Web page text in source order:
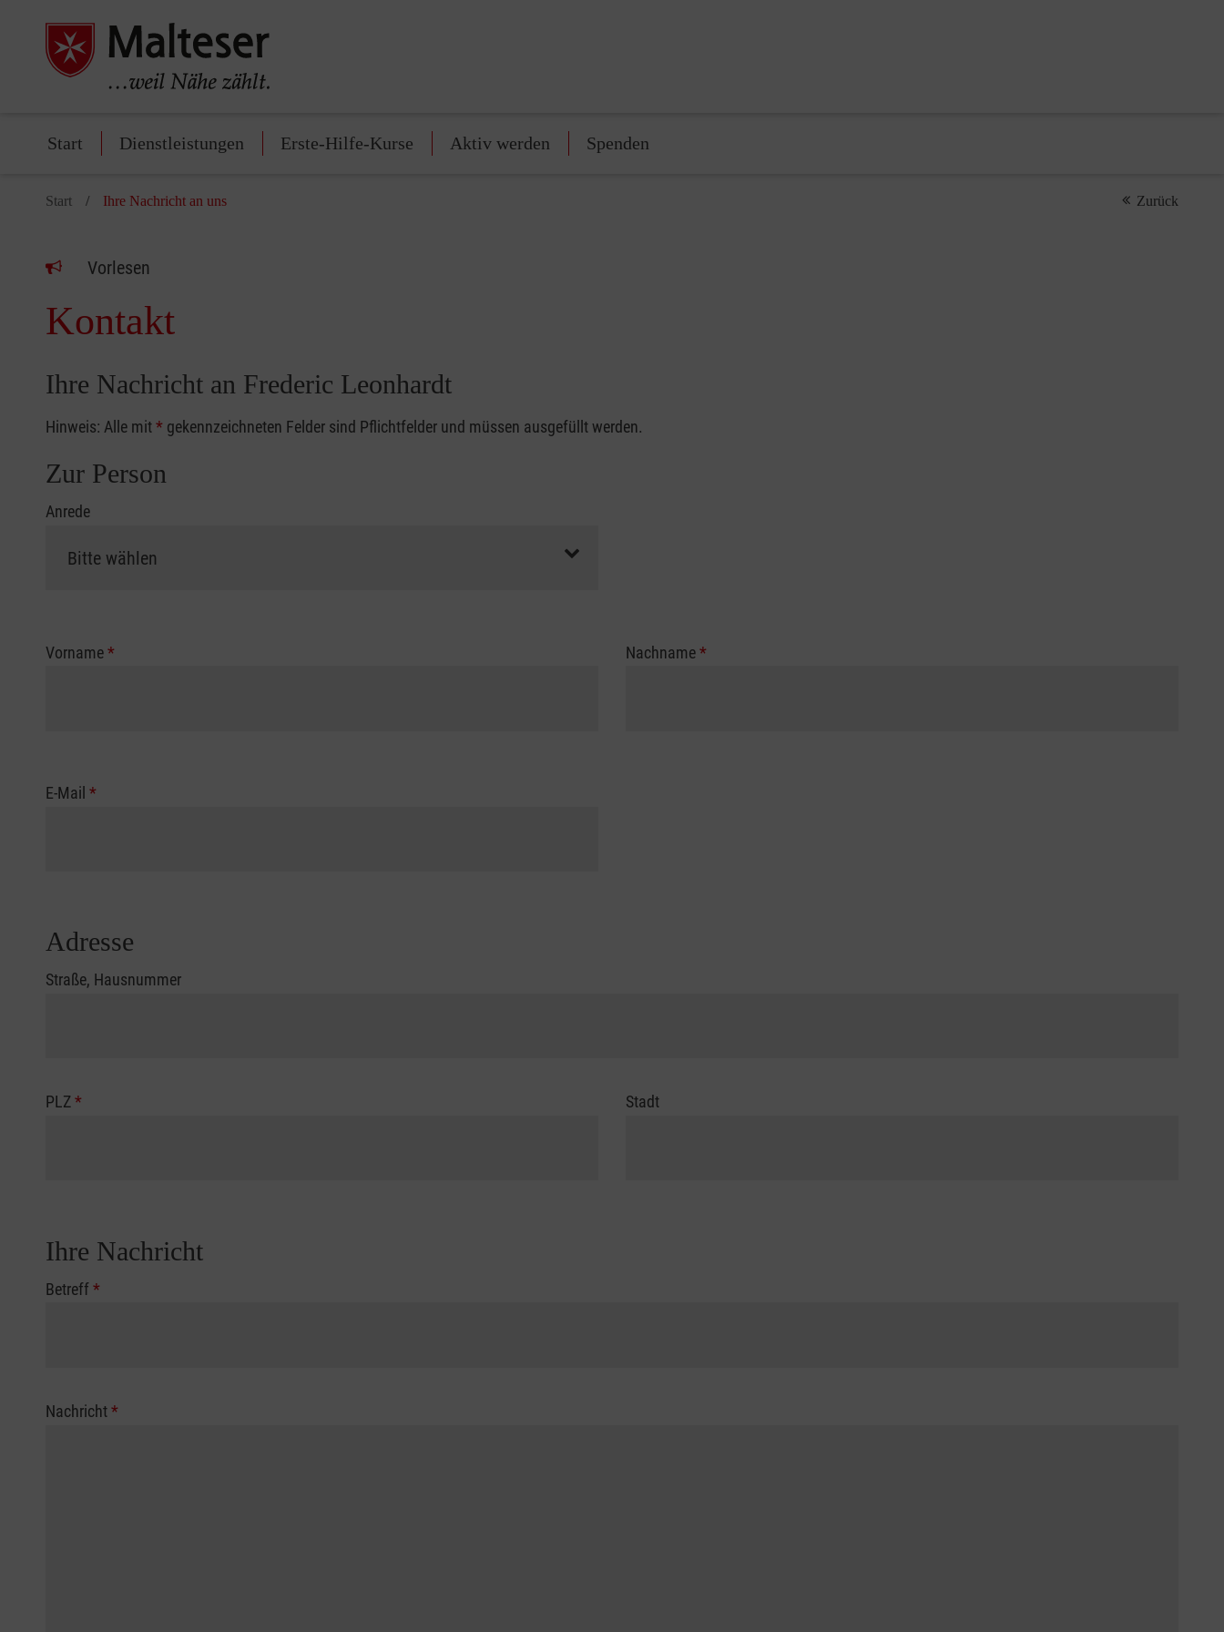
Start Dienstleistungen Erste-Hilfe-Kurse Aktiv werden Spenden
Start Ihre Nachricht an uns Zurück
Vorlesen
Kontakt
Ihre Nachricht an Frederic Leonhardt
Hinweis: Alle mit* gekennzeichneten Felder sind Pflichtfelder und müssen ausgefüllt werden.
Zur Person
Anrede
Vorname* Nachname*
E-Mail *
Adresse
Straße, Hausnummer
PLZ* Stadt
Ihre Nachricht
Betreff*
Nachricht*